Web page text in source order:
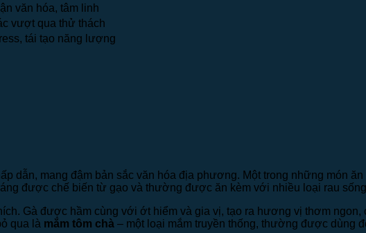
văn hóa, tâm linh
vượt qua thử thách
tái tạo năng lượng
dẫn, mang đậm bản sắc văn hóa địa phương. Một trong những món
được chế biến từ gạo và thường được ăn kèm với nhiều loại rau
Gà được hầm cùng với ớt hiểm và gia vị, tạo ra hương vị thơm ngon,
qua là mắm tôm chà – một loại mắm truyền thống, thường được dùng